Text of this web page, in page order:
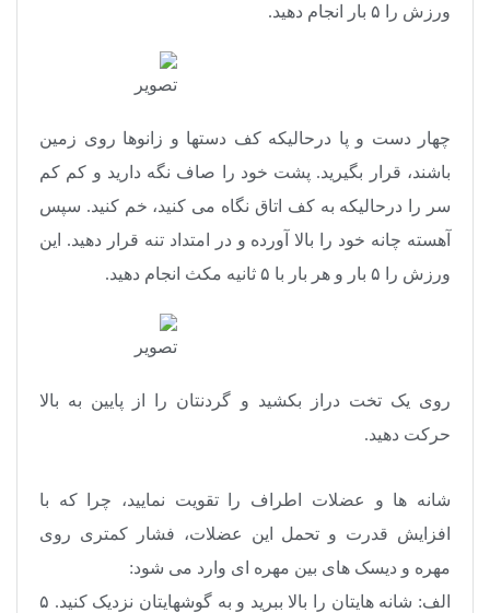
ورزش را ۵ بار انجام دهید.
چهار دست و پا درحالیکه کف دستها و زانوها روی زمین
باشند، قرار بگیرید. پشت خود را صاف نگه دارید و کم کم
سر را درحالیکه به کف اتاق نگاه می کنید، خم کنید. سپس
آهسته چانه خود را بالا آورده و در امتداد تنه قرار دهید. این
ورزش را ۵ بار و هر بار با ۵ ثانیه مکث انجام دهید.
روی یک تخت دراز بکشید و گردنتان را از پایین به بالا
حرکت دهید.
شانه ها و عضلات اطراف را تقویت نمایید، چرا که با
افزایش قدرت و تحمل این عضلات، فشار کمتری روی
مهره و دیسک های بین مهره ای وارد می شود:
الف: شانه هایتان را بالا ببرید و به گوشهایتان نزدیک کنید. ۵